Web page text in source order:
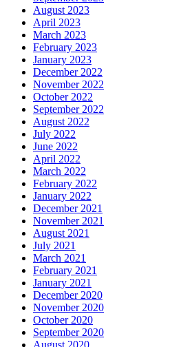
August 2023
April 2023
March 2023
February 2023
January 2023
December 2022
November 2022
October 2022
September 2022
August 2022
July 2022
June 2022
April 2022
March 2022
February 2022
January 2022
December 2021
November 2021
August 2021
July 2021
March 2021
February 2021
January 2021
December 2020
November 2020
October 2020
September 2020
August 2020